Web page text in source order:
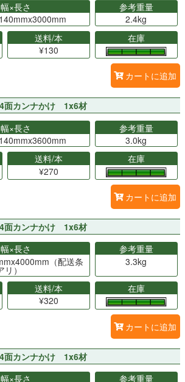
×長さ
参考重量
2.4kg
送料/本
¥130
在庫
カートに追加
面カンナかけ 1x6材
×長さ
参考重量
3.0kg
送料/本
¥270
在庫
カートに追加
面カンナかけ 1x6材
×長さ
（配送条
）
参考重量
3.3kg
送料/本
¥320
在庫
カートに追加
面カンナかけ 1x6材
×長さ
参考重量